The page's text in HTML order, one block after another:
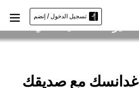
تسجيل الدخول / إنضم
الأليفة في
مع صديقك